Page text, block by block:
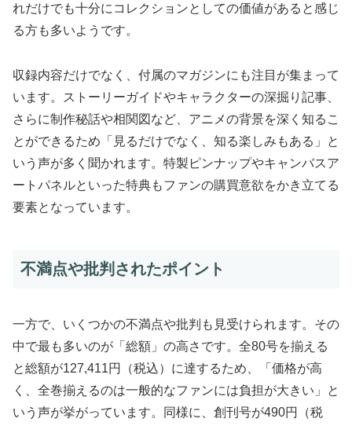
れだけでも十分にコレクションとしての価値があると感じ
る方も多いようです。
収録内容だけでなく、付属のマガジンにも注目が集まって
います。ストーリーガイドやキャラクターの深掘り記事、
さらに制作秘話や相関図など、アニメの背景を深く知るこ
とができるため「見るだけでなく、知る楽しみもある」と
いう声が多く聞かれます。特製ピンナップやキャンバスア
ートパネルといった特典もファンの購買意欲をかき立てる
要素となっています。
不満点や批判されたポイント
一方で、いくつかの不満点や批判も見受けられます。その
中で最も多いのが「総額」の高さです。全80号を揃える
と総額が127,411円（税込）に達するため、「価格が高
く、全巻揃えるのは一般的なファンには負担が大きい」と
いう声が挙がっています。同様に、創刊号が490円（税